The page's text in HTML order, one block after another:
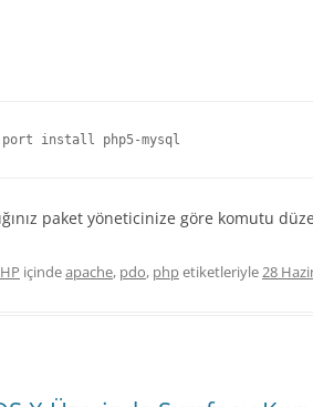
port install php5-mysql
paket yöneticinize göre komutu
içindeapache, pdo, phpetiketleriyle28